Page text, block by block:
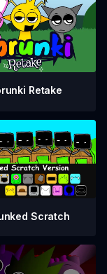
Retake
Scratch